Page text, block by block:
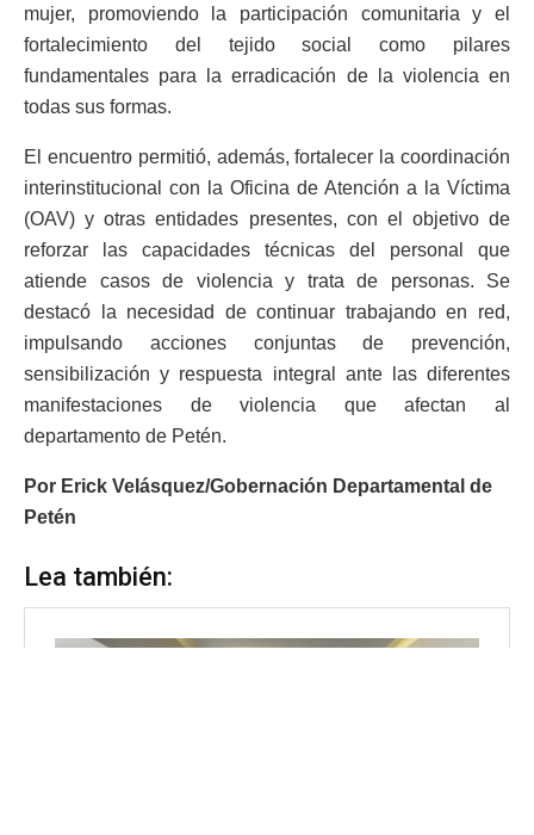
mujer, promoviendo la participación comunitaria y el
fortalecimiento del tejido social como pilares
fundamentales para la erradicación de la violencia en
todas sus formas.
El encuentro permitió, además, fortalecer la coordinación
interinstitucional con la Oficina de Atención a la Víctima
(OAV) y otras entidades presentes, con el objetivo de
reforzar las capacidades técnicas del personal que
atiende casos de violencia y trata de personas. Se
destacó la necesidad de continuar trabajando en red,
impulsando acciones conjuntas de prevención,
sensibilización y respuesta integral ante las diferentes
manifestaciones de violencia que afectan al
departamento de Petén.
Por Erick Velásquez/Gobernación Departamental de
Petén
Lea también: